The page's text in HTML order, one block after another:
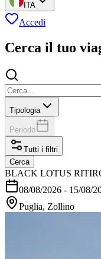
ITA
Accedi
Cerca il tuo
Tipologia
Periodo
Tutti i filtri
Cerca
BLACK LOTUS
08/08/2026 - 15/08/
Puglia, Zollino